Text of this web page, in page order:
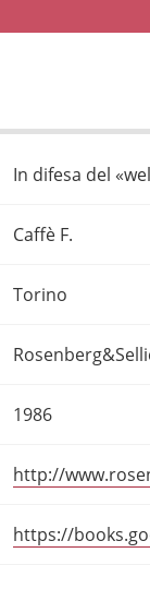
In difesa del
Caffè F.
Torino
1986
http://
https://